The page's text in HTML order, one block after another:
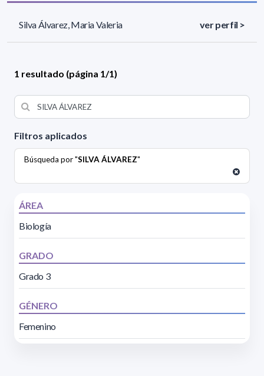
Filtros aplicados
Búsqueda por "SILVA ÁLVAREZ"
ÁREA
Biología
GRADO
Grado 3
GÉNERO
Femenino
Silva Álvarez, Maria Valeria ver perfil >
1 resultado (página 1/1)